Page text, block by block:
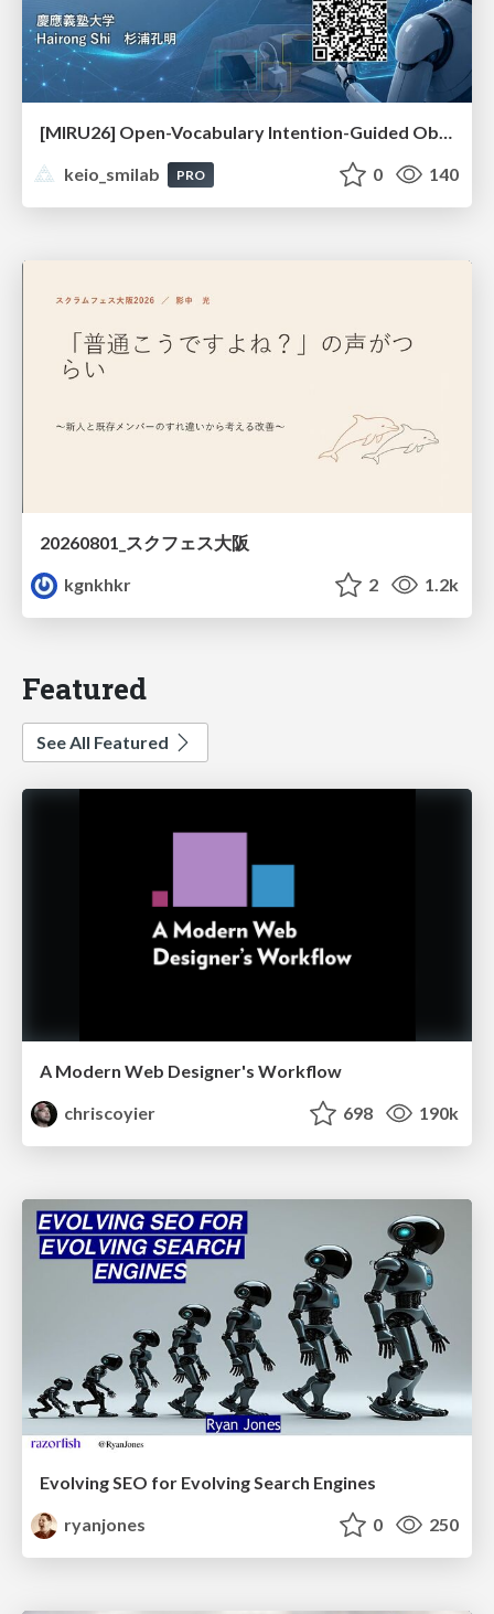
keio_smilab
PRO 0 140
20260801_スクフェス大阪
kgnkhkr
2 1.2k
Featured
See All Featured
A Modern Web Designer's Workflow
chriscoyier
698 190k
Evolving SEO for Evolving Search Engines
ryanjones
0 250